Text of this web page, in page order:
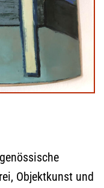
Objektkunst und